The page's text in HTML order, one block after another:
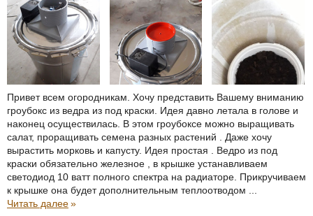
Привет всем огородникам. Хочу представить Вашему вниманию
гроубокс из ведра из под краски. Идея давно летала в голове и
наконец осуществилась. В этом гроубоксе можно выращивать
салат, проращивать семена разных растений . Даже хочу
вырастить морковь и капусту. Идея простая . Ведро из под
краски обязательно железное , в крышке устанавливаем
светодиод 10 ватт полного спектра на радиаторе. Прикручиваем
к крышке она будет дополнительным теплоотводом ...
Читать далее»